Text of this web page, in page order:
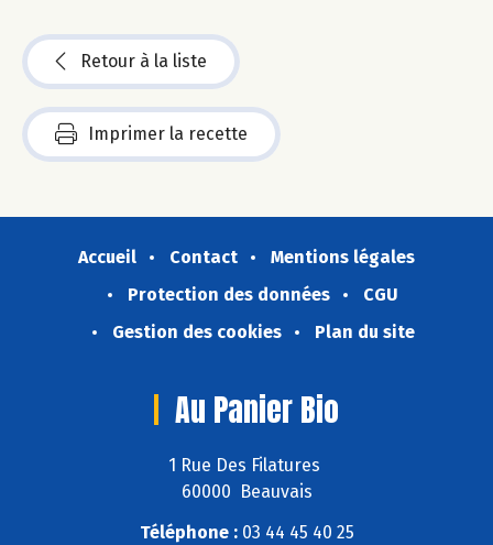
Retour à la liste
Imprimer la recette
Accueil Contact
Mentions légales
Protection des données
CGU
Gestion des cookies
Plan du site
Au Panier Bio
1 Rue Des Filatures
60000 Beauvais
Téléphone :03 44 45 40 25